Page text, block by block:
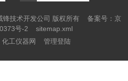
锋技术开发公司 版权所有备案号：京
号-2
sitemap.xml
化工仪器网 管理登陆